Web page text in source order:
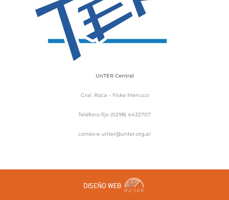
UnTER Central
Gral. Roca – Fiske Menuco
Teléfono fijo (0298) 4432707
correo-e unter@unter.org.ar